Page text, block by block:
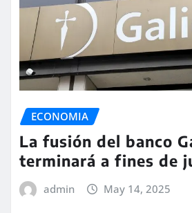
ECONOMIA
La fusión del banco
terminará a fines de
admin May 14, 2025